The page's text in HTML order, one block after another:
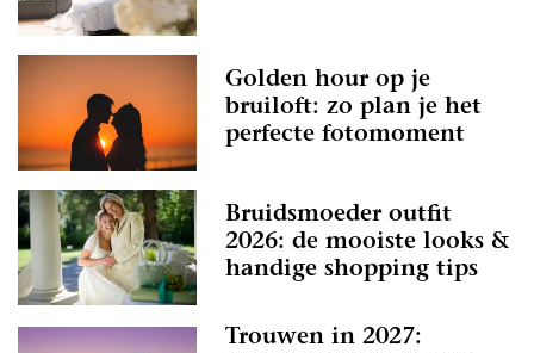
Golden hour op je
bruiloft: zo plan je het
perfecte fotomoment
Bruidsmoeder outfit
2026: de mooiste looks &
handige shopping tips
Trouwen in 2027: